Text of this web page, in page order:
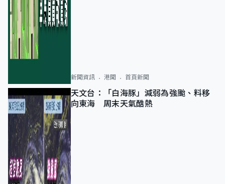
新聞資訊 港聞 首頁新聞
天文台：「白海豚」減弱為強颱、料移
向東海 周末天氣酷熱